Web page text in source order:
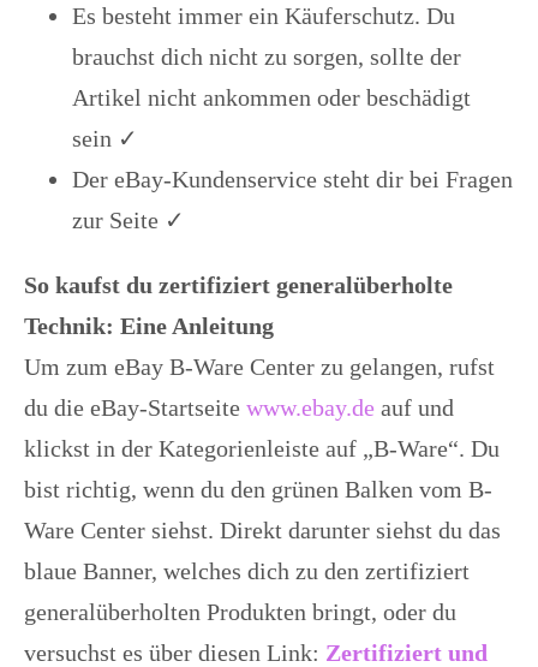
Es besteht immer ein Käuferschutz. Du
brauchst dich nicht zu sorgen, sollte der
Artikel nicht ankommen oder beschädigt
sein ✓
Der eBay-Kundenservice steht dir bei Fragen
zur Seite ✓
So kaufst du zertifiziert generalüberholte
Technik: Eine Anleitung
Um zum eBay B-Ware Center zu gelangen, rufst
du die eBay-Startseite www.ebay.de auf und
klickst in der Kategorienleiste auf „B-Ware“. Du
bist richtig, wenn du den grünen Balken vom B-
Ware Center siehst. Direkt darunter siehst du das
blaue Banner, welches dich zu den zertifiziert
generalüberholten Produkten bringt, oder du
versuchst es über diesen Link: Zertifiziert und